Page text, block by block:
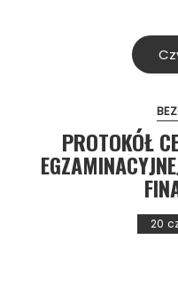
PROTOKÓŁ
20